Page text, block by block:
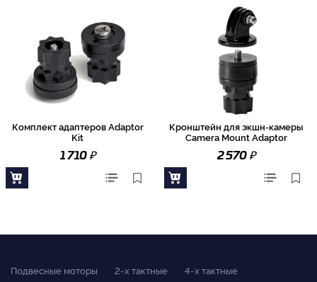
Комплект адаптеров Adaptor
Kit
1 710₽
Кронштейн для экшн-камеры
Camera Mount Adaptor
2 570₽
Подвесные моторы 2-x тактные
4-x тактные